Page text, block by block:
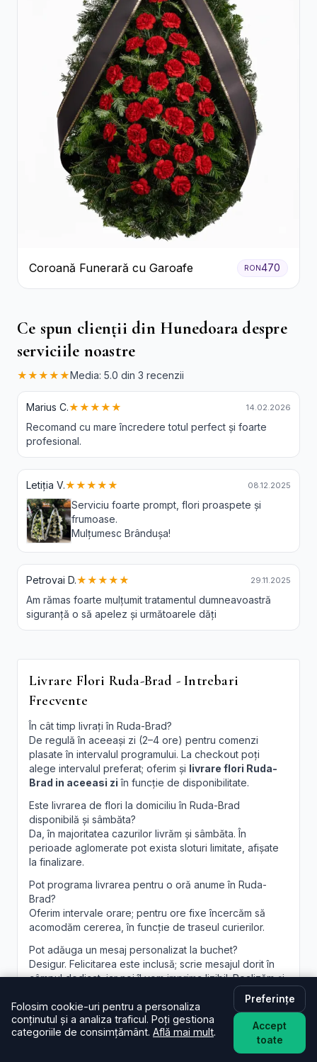
Coroană Funerară cu Garoafe RON470
Ce spun clienții din Hunedoara despre
serviciile noastre
★★★★★Media: 5.0 din 3 recenzii
Marius C.★★★★★ 14.02.2026
Recomand cu mare încredere totul perfect și foarte
profesional.
Letiția V.★★★★★ 08.12.2025
Serviciu foarte prompt, flori proaspete și
frumoase.
Mulțumesc Brândușa!
Petrovai D.★★★★★ 29.11.2025
Am rămas foarte mulțumit tratamentul dumneavoastră
siguranță o să apelez și următoarele dăți
Livrare Flori Ruda-Brad - Intrebari
Frecvente
În cât timp livrați în Ruda-Brad?
De regulă în aceeași zi (2–4 ore) pentru comenzi
plasate în intervalul programului. La checkout poți
alege intervalul preferat; oferim și livrare flori Ruda-
Brad in aceeasi zi în funcție de disponibilitate.
Este livrarea de flori la domiciliu în Ruda-Brad
disponibilă și sâmbăta?
Da, în majoritatea cazurilor livrăm și sâmbăta. În
perioade aglomerate pot exista sloturi limitate, afișate
la finalizare.
Pot programa livrarea pentru o oră anume în Ruda-
Brad?
Oferim intervale orare; pentru ore fixe încercăm să
acomodăm cererea, în funcție de traseul curierilor.
Pot adăuga un mesaj personalizat la buchet?
Desigur. Felicitarea este inclusă; scrie mesajul dorit în
câmpul dedicat, iar noi îl vom imprima lizibil. Realizăm și
personalizate, la
cerere.
Folosim cookie-uri pentru a personaliza
conținutul și a analiza traficul. Poți gestiona
categoriile de consimțământ. Află mai mult.
Preferințe
Accept
toate